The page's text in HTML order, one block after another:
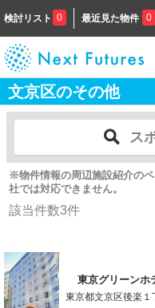
検討リスト 0 最近見た物件 0
文京区のその他
ス
※物件情報の周辺施設紹介の
社では対応できません。
該当件数3件
東京グリーンホ
東京都文京区後楽１